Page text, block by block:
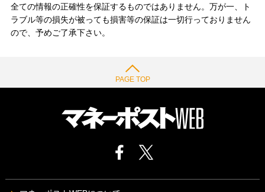
全ての情報の正確性を保証するものではありません。万が一、ト
ラブル等の損失が被っても損害等の保証は一切行っておりません
ので、予めご了承下さい。
PAGE TOP